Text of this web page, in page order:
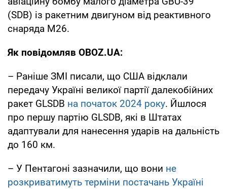
(SDB) із ракетним двигуном від реактивного
снаряда M26.
Як повідомляв OBOZ.UA:
– Раніше ЗМІ писали, що США відклали
передачу Україні великої партії далекобійних
ракет GLSDB на початок 2024 року. Йшлося
про першу партію GLSDB, які в Штатах
адаптували для нанесення ударів на дальність
до 160 км.
– У Пентагоні зазначили, що вони не
розкриватимуть терміни постачань Україні